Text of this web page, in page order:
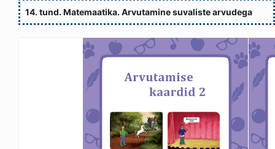
14. tund. Matemaatika. Arvutamine suvaliste arvudega